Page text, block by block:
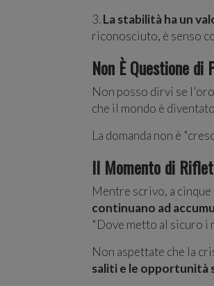
3.La stabilità ha un
riconosciuto, è senso
Non È Questione
Non posso dirvi se
che il mondo è
La domanda non è
Il Momento di
Mentre scrivo, a
continuano ad
"Dove metto al sicuro i
Non aspettate che la
saliti e le opportunità